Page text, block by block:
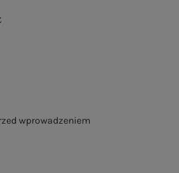
wprowadzeniem